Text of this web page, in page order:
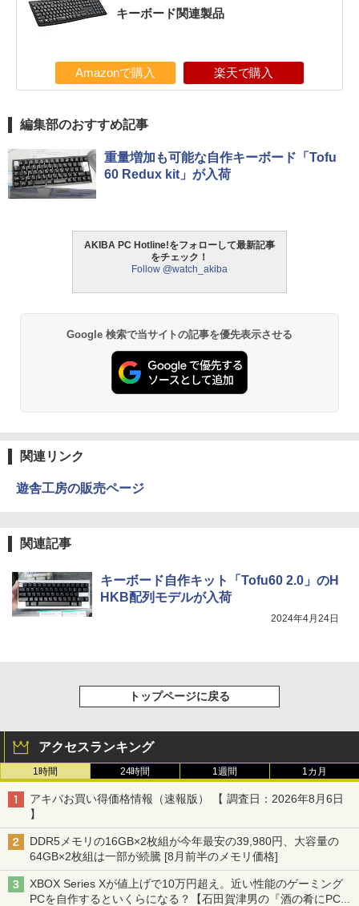
キーボード関連製品
Amazonで購入 楽天で購入
編集部のおすすめ記事
重量増加も可能な自作キーボード「Tofu
60 Redux kit」が入荷
AKIBA PC Hotline!をフォローして最新記事
をチェック！
Follow @watch_akiba
Google 検索で当サイトの記事を優先表示させる
関連リンク
遊舎工房の販売ページ
関連記事
キーボード自作キット「Tofu60 2.0」のH
HKB配列モデルが入荷
2024年4月24日
トップページに戻る
アクセスランキング
1時間 24時間 1週間 1カ月
アキバお買い得価格情報（速報版） 【 調査日：2026年8月6日
】
DDR5メモリの16GB×2枚組が今年最安の39,980円、大容量の
64GB×2枚組は一部が続騰 [8月前半のメモリ価格]
XBOX Series Xが値上げで10万円超え。近い性能のゲーミング
PCを自作するといくらになる？【石田賀津男の『酒の肴にPCゲ